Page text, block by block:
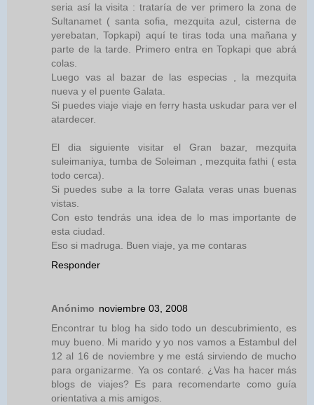
seria así la visita : trataría de ver primero la zona de
Sultanamet ( santa sofia, mezquita azul, cisterna de
yerebatan, Topkapi) aquí te tiras toda una mañana y
parte de la tarde. Primero entra en Topkapi que abrá
colas.
Luego vas al bazar de las especias , la mezquita
nueva y el puente Galata.
Si puedes viaje viaje en ferry hasta uskudar para ver el
atardecer.
El dia siguiente visitar el Gran bazar, mezquita
suleimaniya, tumba de Soleiman , mezquita fathi ( esta
todo cerca).
Si puedes sube a la torre Galata veras unas buenas
vistas.
Con esto tendrás una idea de lo mas importante de
esta ciudad.
Eso si madruga. Buen viaje, ya me contaras
Responder
Anónimo noviembre 03, 2008
Encontrar tu blog ha sido todo un descubrimiento, es
muy bueno. Mi marido y yo nos vamos a Estambul del
12 al 16 de noviembre y me está sirviendo de mucho
para organizarme. Ya os contaré. ¿Vas ha hacer más
blogs de viajes? Es para recomendarte como guía
orientativa a mis amigos.